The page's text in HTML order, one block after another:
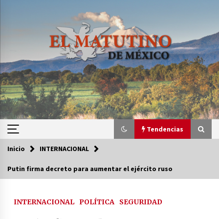
Tendencias
Tendencias
3 semanas atrás
Inicio INTERNACIONAL
Putin firma decreto para aumentar el ejército ruso
INTERNACIONAL POLÍTICA SEGURIDAD